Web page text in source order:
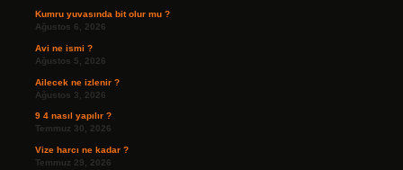
Kumru yuvasında bit olur mu ?
Ağustos 6, 2026
Avi ne ismi ?
Ağustos 5, 2026
Ailecek ne izlenir ?
Ağustos 3, 2026
9 4 nasıl yapılır ?
Temmuz 30, 2026
Vize harcı ne kadar ?
Temmuz 29, 2026